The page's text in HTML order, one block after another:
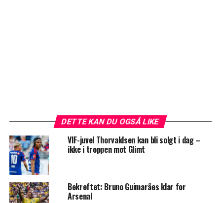
DETTE KAN DU OGSÅ LIKE
VIF-juvel Thorvaldsen kan bli solgt i dag –
ikke i troppen mot Glimt
Bekreftet: Bruno Guimarães klar for
Arsenal